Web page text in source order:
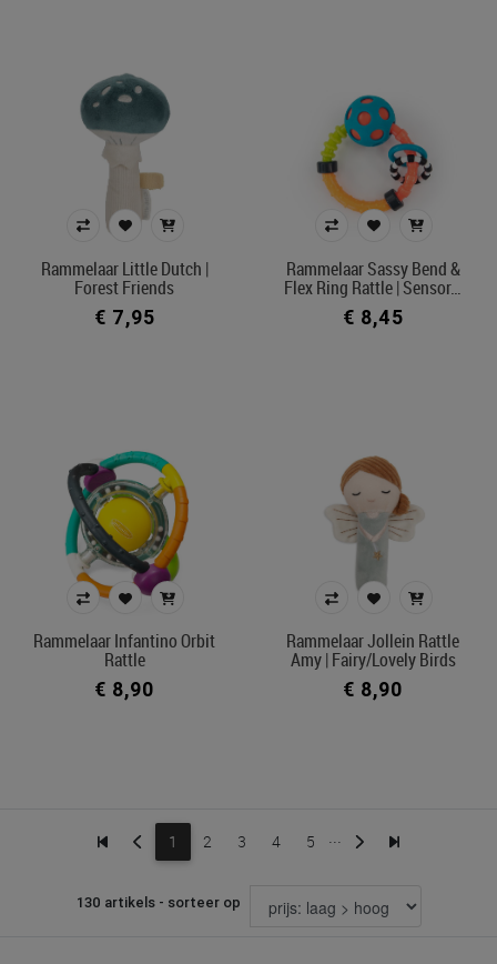
Rammelaar Little Dutch |
Forest Friends
€ 7,95
Rammelaar Sassy Bend &
Flex Ring Rattle | Sensor…
€ 8,45
Rammelaar Infantino Orbit
Rattle
€ 8,90
Rammelaar Jollein Rattle
Amy | Fairy/Lovely Birds
€ 8,90
1 2 3 4 5 ...
130 artikels - sorteer op